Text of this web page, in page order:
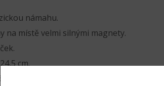
námahu.
na místě velmi silnými magnety.
cm.
balení!